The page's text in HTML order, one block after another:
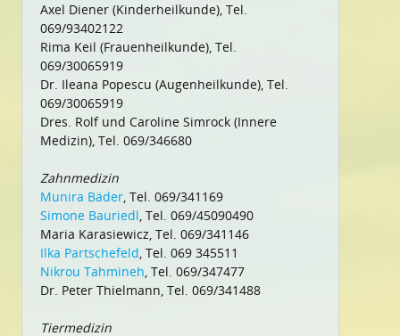
Axel Diener (Kinderheilkunde), Tel.
069/93402122
Rima Keil (Frauenheilkunde), Tel.
069/30065919
Dr. Ileana Popescu (Augenheilkunde), Tel.
069/30065919
Dres. Rolf und Caroline Simrock (Innere
Medizin), Tel. 069/346680
Zahnmedizin
Munira Bäder, Tel. 069/341169
Simone Bauriedl, Tel. 069/45090490
Maria Karasiewicz, Tel. 069/341146
Ilka Partschefeld, Tel. 069 345511
Nikrou Tahmineh, Tel. 069/347477
Dr. Peter Thielmann, Tel. 069/341488
Tiermedizin